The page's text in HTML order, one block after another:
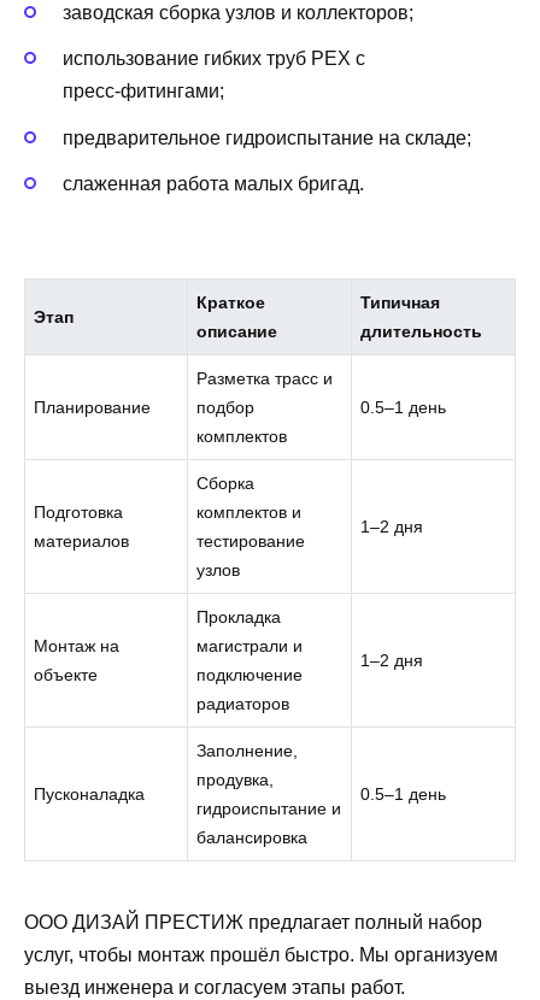
заводская сборка узлов и коллекторов;
использование гибких труб PEX с
пресс‑фитингами;
предварительное гидроиспытание на складе;
слаженная работа малых бригад.
Этап
Краткое
описание
Типичная
длительность
Планирование
Разметка трасс и
подбор
комплектов
0.5–1 день
Подготовка
материалов
Сборка
комплектов и
тестирование
узлов
1–2 дня
Монтаж на
объекте
Прокладка
магистрали и
подключение
радиаторов
1–2 дня
Пусконаладка
Заполнение,
продувка,
гидроиспытание и
балансировка
0.5–1 день
ООО ДИЗАЙ ПРЕСТИЖ предлагает полный набор
услуг, чтобы монтаж прошёл быстро. Мы организуем
выезд инженера и согласуем этапы работ.